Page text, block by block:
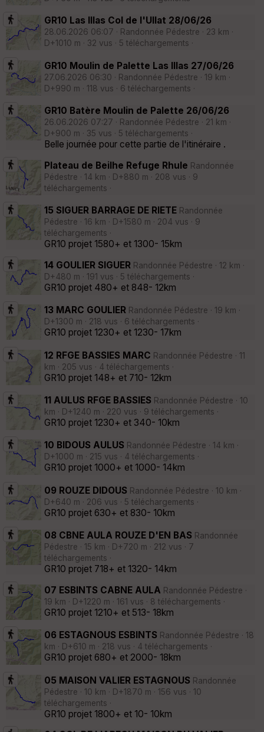
GR10 Las Illas Col de l'Ullat 28/06/26
28.06.2026 06:07 · Randonnée Pédestre · 23 km ·
D+1010 m · 32 vus · 5 téléchargements ·
GR10 Moulin de Palette Las Illas 27/06/26
27.06.2026 06:30 · Randonnée Pédestre · 19 km ·
D+990 m · 118 vus · 6 téléchargements ·
GR10 Batère Moulin de Palette 26/06/26
26.06.2026 07:27 · Randonnée Pédestre · 21 km ·
D+900 m · 35 vus · 5 téléchargements ·
Belle journée pour cette partie de l'itinéraire .
Plateau de Beilhe Refuge Rhule Randonnée
Pédestre · 14 km · D+880 m · 208 vus · 9
téléchargements ·
15 SIGUER BARRAGE DE RIETE Randonnée
Pédestre · 16 km · D+1580 m · 204 vus · 9
téléchargements ·
GR10 projet 1580+ et 1300- 15km
14 GOULIER SIGUER Randonnée Pédestre · 12 km ·
D+480 m · 191 vus · 5 téléchargements ·
GR10 projet 480+ et 848- 12km
13 MARC GOULIER Randonnée Pédestre · 19 km ·
D+1300 m · 218 vus · 6 téléchargements ·
GR10 projet 1230+ et 1230- 17km
12 RFGE BASSIES MARC Randonnée Pédestre · 11
km · 205 vus · 4 téléchargements ·
GR10 projet 148+ et 710- 12km
11 AULUS RFGE BASSIES Randonnée Pédestre · 10
km · D+1240 m · 220 vus · 9 téléchargements ·
GR10 projet 1230+ et 340- 10km
10 BIDOUS AULUS Randonnée Pédestre · 14 km ·
D+1000 m · 215 vus · 4 téléchargements ·
GR10 projet 1000+ et 1000- 14km
09 ROUZE DIDOUS Randonnée Pédestre · 10 km ·
D+640 m · 206 vus · 5 téléchargements ·
GR10 projet 630+ et 830- 10km
08 CBNE AULA ROUZE D'EN BAS Randonnée
Pédestre · 15 km · D+720 m · 212 vus · 7
téléchargements ·
GR10 projet 718+ et 1320- 14km
07 ESBINTS CABNE AULA Randonnée Pédestre ·
19 km · D+1220 m · 161 vus · 8 téléchargements ·
GR10 projet 1210+ et 513- 18km
06 ESTAGNOUS ESBINTS Randonnée Pédestre · 18
km · D+610 m · 218 vus · 4 téléchargements ·
GR10 projet 680+ et 2000- 18km
05 MAISON VALIER ESTAGNOUS Randonnée
Pédestre · 10 km · D+1870 m · 156 vus · 10
téléchargements ·
GR10 projet 1800+ et 10- 10km